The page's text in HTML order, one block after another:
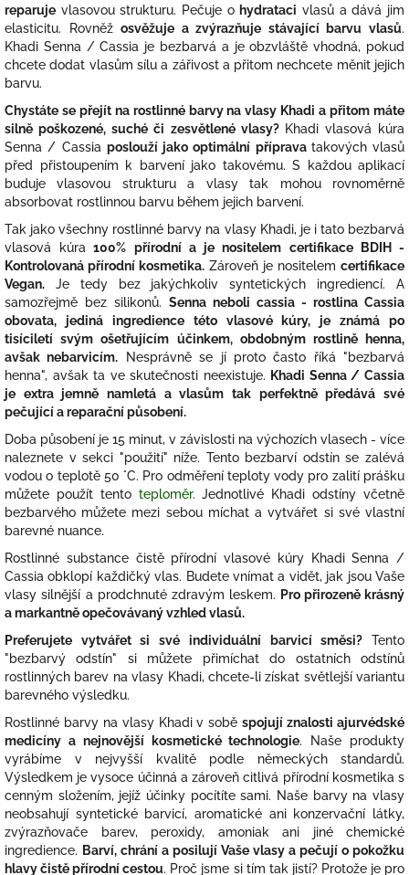
reparuje vlasovou strukturu. Pečuje o hydrataci vlasů a dává jim
elasticitu. Rovněžosvěžuje a zvýrazňuje stávající barvu vlasů.
Khadi Senna / Cassia je bezbarvá a je obzvláště vhodná, pokud
chcete dodat vlasům sílu a zářivost a přitom nechcete měnit jejich
barvu.
Chystáte se přejít na rostlinné barvy na vlasy Khadi a přitom máte
silně poškozené, suché či zesvětlené vlasy? Khadi vlasová kúra
Senna / Cassia poslouží jako optimální příprava takových vlasů
před přistoupením k barvení jako takovému. S každou aplikací
buduje vlasovou strukturu a vlasy tak mohou rovnoměrně
absorbovat rostlinnou barvu během jejich barvení.
Tak jako všechny rostlinné barvy na vlasy Khadi, je i tato bezbarvá
vlasová kúra 100% přírodní a je nositelem certifikace BDIH -
Kontrolovaná přírodní kosmetika. Zároveň je nositelem certifikace
Vegan. Je tedy bez jakýchkoliv syntetických ingrediencí. A
samozřejmě bez silikonů. Senna neboli cassia - rostlina Cassia
obovata, jediná ingredience této vlasové kúry, je známá po
tisíciletí svým ošetřujícím účinkem, obdobným rostlině henna,
avšak nebarvicím. Nesprávně se jí proto často říká "bezbarvá
henna", avšak ta ve skutečnosti neexistuje. Khadi Senna / Cassia
je extra jemně namletá a vlasům tak perfektně předává své
pečující a reparační působení.
Doba působení je 15 minut, v závislosti na výchozích vlasech - více
naleznete v sekci "použití" níže. Tento bezbarví odstín se zalévá
vodou o teplotě 50 °C. Pro odměření teploty vody pro zalití prášku
můžete použít tento teploměr. Jednotlivé Khadi odstíny včetně
bezbarvého můžete mezi sebou míchat a vytvářet si své vlastní
barevné nuance.
Rostlinné substance čistě přírodní vlasové kúry Khadi Senna /
Cassia obklopí každičký vlas. Budete vnímat a vidět, jak jsou Vaše
vlasy silnější a prodchnuté zdravým leskem. Pro přirozeně krásný
a markantně opečovávaný vzhled vlasů.
Preferujete vytvářet si své individuální barvicí směsi? Tento
"bezbarvý odstín" si můžete přimíchat do ostatních odstínů
rostlinných barev na vlasy Khadi, chcete-li získat světlejší variantu
barevného výsledku.
Rostlinné barvy na vlasy Khadi v soběspojují znalosti ajurvédské
medicíny a nejnovější kosmetické technologie. Naše produkty
vyrábíme v nejvyšší kvalitě podle německých standardů.
Výsledkem je vysoce účinná a zároveň citlivá přírodní kosmetika s
cenným složením, jejíž účinky pocítíte sami. Naše barvy na vlasy
neobsahují syntetické barvicí, aromatické ani konzervační látky,
zvýrazňovače barev, peroxidy, amoniak ani jiné chemické
ingredience. Barví, chrání a posilují Vaše vlasy a pečují o pokožku
hlavy čistě přírodní cestou. Proč jsme si tím tak jistí? Protože je pro